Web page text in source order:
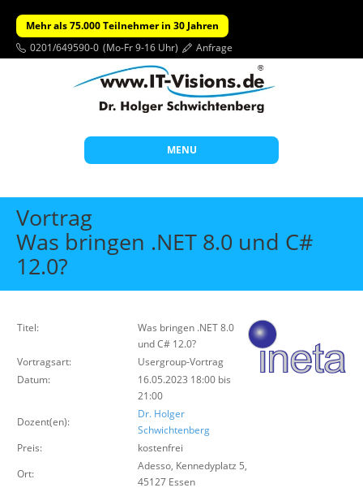
Mehr als 75.000 Teilnehmer in 30 Jahren
0201/649590-0 (Mo-Fr 9-16 Uhr) Anfrage
MENU
Start
Beratung
Über uns
Vortrag
Was bringen .NET 8.0 und C#
12.0?
Titel:
Was bringen .NET 8.0
und C# 12.0?
Vortragsart:
Usergroup-Vortrag
Datum:
16.05.2023 18:00 bis
21:00
Dozent(en):
Dr. Holger
Schwichtenberg
Preis:
kostenfrei
Ort:
Adesso, Kennedyplatz 5,
45127 Essen